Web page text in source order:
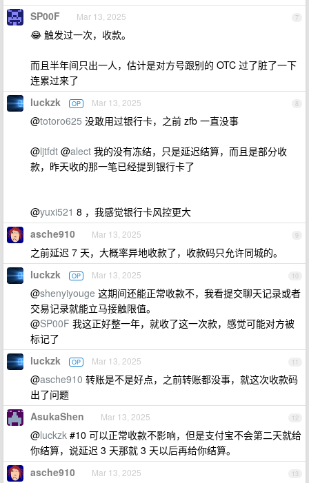
7
SP00F Mar 13, 2025
😂 触发过一次，收款。
而且半年间只出一人，估计是对方号跟别的 OTC 过了脏了一下
连累过来了
8
luckzk OP Mar 13, 2025
@totoro625 没敢用过银行卡，之前 zfb 一直没事
@ljtfdt @alect 我的没有冻结，只是延迟结算，而且是部分收
款，昨天收的那一笔已经提到银行卡了
@yuxi521 8 ，我感觉银行卡风控更大
9
asche910 Mar 13, 2025
之前延迟 7 天，大概率异地收款了，收款码只允许同城的。
10
luckzk OP Mar 13, 2025
@shenyiyouge 这期间还能正常收款不，我看提交聊天记录或者
交易记录就能立马接触限值。
@SP00F 我这正好整一年，就收了这一次款，感觉可能对方被
标记了
11
luckzk OP Mar 13, 2025
@asche910 转账是不是好点，之前转账都没事，就这次收款码
出了问题
12
AsukaShen Mar 13, 2025
@luckzk #10 可以正常收款不影响，但是支付宝不会第二天就给
你结算，说延迟 3 天那就 3 天以后再给你结算。
13
asche910 Mar 13, 2025